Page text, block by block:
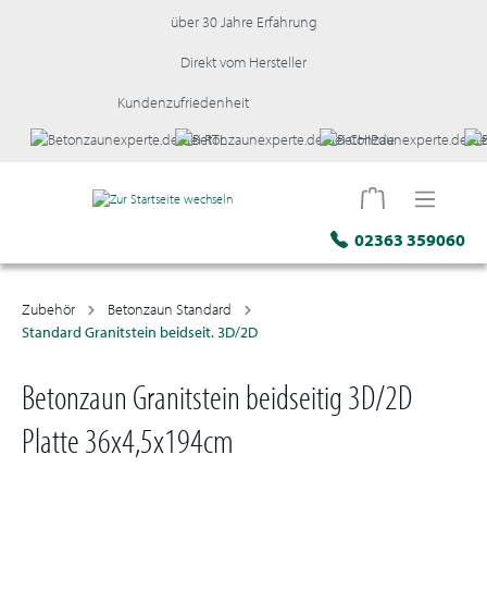
über 30 Jahre Erfahrung
Direkt vom Hersteller
Kundenzufriedenheit
02363 359060
Zubehör
Betonzaun Standard
Standard Granitstein beidseit. 3D/2D
Betonzaun Granitstein beidseitig 3D/2D
Platte 36x4,5x194cm